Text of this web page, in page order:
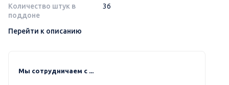
Количество штук в
поддоне
36
Перейти к описанию
Мы сотрудничаем с ...